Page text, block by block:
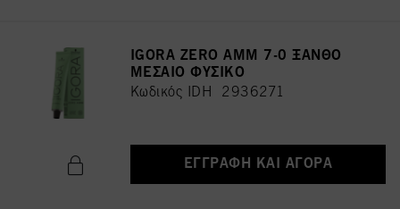
IGORA ZERO AMM 7-0 ΞΑΝΘΟ
ΜΕΣΑΙΟ ΦΥΣΙΚΟ
Κωδικός IDH 2936271
ΕΓΓΡΑΦΉ ΚΑΙ ΑΓΟΡΆ